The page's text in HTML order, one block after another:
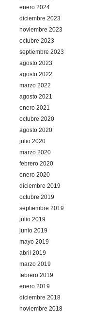
enero 2024
diciembre 2023
noviembre 2023
octubre 2023
septiembre 2023
agosto 2023
agosto 2022
marzo 2022
agosto 2021
enero 2021
octubre 2020
agosto 2020
julio 2020
marzo 2020
febrero 2020
enero 2020
diciembre 2019
octubre 2019
septiembre 2019
julio 2019
junio 2019
mayo 2019
abril 2019
marzo 2019
febrero 2019
enero 2019
diciembre 2018
noviembre 2018